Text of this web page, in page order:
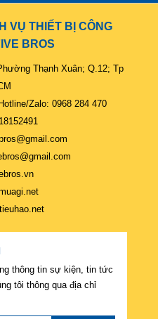
VỤ THIẾT BỊ CÔNG
BROS
Thạnh Xuân; Q.12; Tp
Zalo: 0968 284 470
thông tin sự kiện, tin tức
tôi thông qua địa chỉ